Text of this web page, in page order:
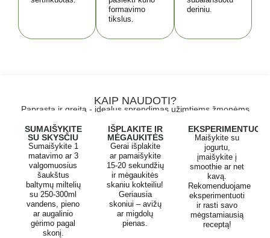
deriniu.
formavimo
tikslus.
KAIP NAUDOTI?
Paprasta ir greita - idealus sprendimas užimtiems žmonėms
SUMAIŠYKITE
SU SKYSČIU
Sumaišykite 1
matavimo ar 3
valgomuosius
šaukštus
baltymų miltelių
su 250-300ml
vandens, pieno
ar augalinio
gėrimo pagal
skonį.
IŠPLAKITE IR
MĖGAUKITĖS
Gerai išplakite
ar pamaišykite
15-20 sekundžių
ir mėgaukitės
skaniu kokteiliu!
Geriausia
skoniui – avižų
ar migdolų
pienas.
Maišykite su
jogurtu,
įmaišykite į
smoothie ar net
kavą.
Rekomenduojame
eksperimentuoti
ir rasti savo
mėgstamiausią
receptą!